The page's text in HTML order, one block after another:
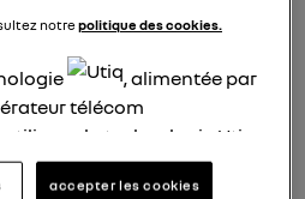
notrepolitique des cookies.
, alimentée par
télécom
la technologie Utiq
(telles que décrites
consentement) et liées à
accepter les cookies